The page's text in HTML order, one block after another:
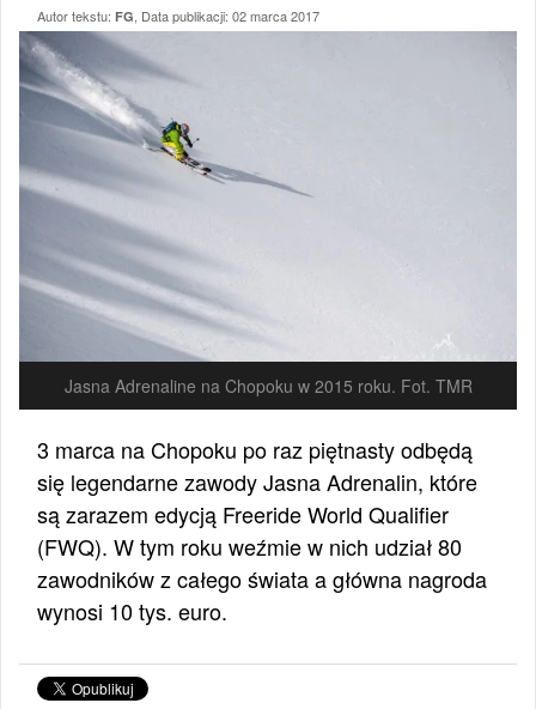
Autor tekstu: FG , Data publikacji: 02 marca 2017
Jasna Adrenaline na Chopoku w 2015 roku. Fot. TMR
3 marca na Chopoku po raz piętnasty odbędą
się legendarne zawody Jasna Adrenalin, które
są zarazem edycją Freeride World Qualifier
(FWQ). W tym roku weźmie w nich udział 80
zawodników z całego świata a główna nagroda
wynosi 10 tys. euro.